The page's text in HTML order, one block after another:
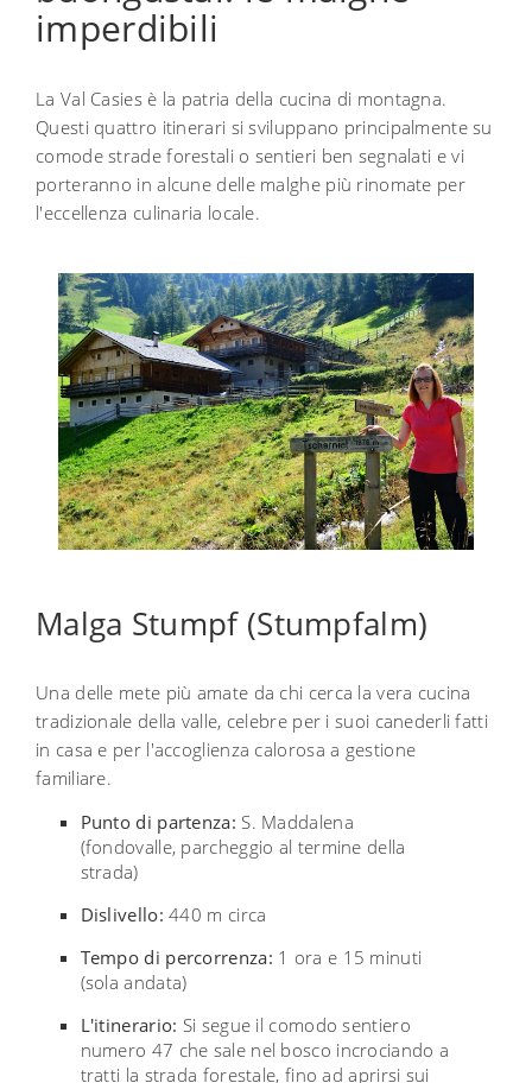
imperdibili
La Val Casies è la patria della cucina di montagna.
Questi quattro itinerari si sviluppano principalmente su
comode strade forestali o sentieri ben segnalati e vi
porteranno in alcune delle malghe più rinomate per
l'eccellenza culinaria locale.
Malga Stumpf (Stumpfalm)
Una delle mete più amate da chi cerca la vera cucina
tradizionale della valle, celebre per i suoi canederli fatti
in casa e per l'accoglienza calorosa a gestione
familiare.
Punto di partenza: S. Maddalena
(fondovalle, parcheggio al termine della
strada)
Dislivello: 440 m circa
Tempo di percorrenza: 1 ora e 15 minuti
(sola andata)
L'itinerario: Si segue il comodo sentiero
numero 47 che sale nel bosco incrociando a
tratti la strada forestale, fino ad aprirsi sui